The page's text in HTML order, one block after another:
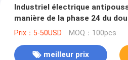
Industriel électrique
manière de la phase 24 du
Prix：5-50USD MOQ：100pcs
meilleur prix